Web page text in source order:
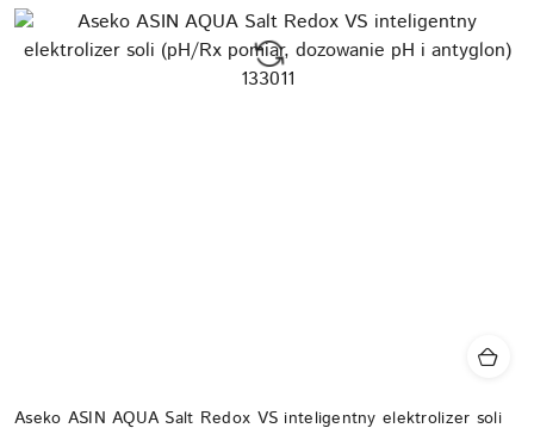
Aseko ASIN AQUA Salt Redox VS inteligentny elektrolizer soli